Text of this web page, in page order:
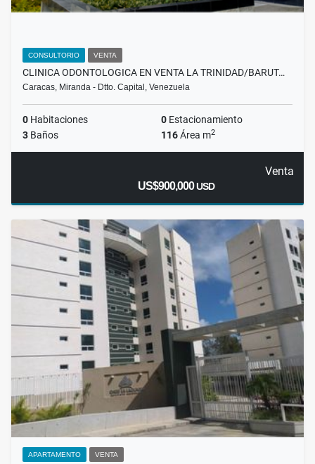
CONSULTORIO VENTA
CLINICA ODONTOLOGICA EN VENTA LA TRINIDAD/BARUT…
Caracas, Miranda - Dtto. Capital, Venezuela
0 Habitaciones 0 Estacionamiento
3 Baños 116Área m2
Venta
US$900,000USD
APARTAMENTO VENTA